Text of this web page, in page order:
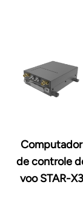
Computador
de controle
voo STAR-X3